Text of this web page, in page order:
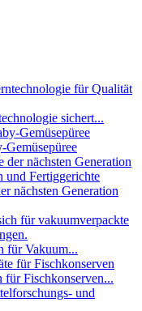
sichert...
Gemüsepüree
nächsten Generation
für Vakuum...
für Fischkonserven...